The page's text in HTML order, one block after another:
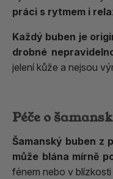
práci s rytmem i
Každý buben je
drobné
jelení kůže a nejsou
Péče o
Šamanský buben z
může blána mírně
fénem nebo v